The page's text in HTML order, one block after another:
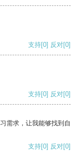
支持[0] 反对[0]
支持[0] 反对[0]
需求，让我能够找到自
支持[0] 反对[0]